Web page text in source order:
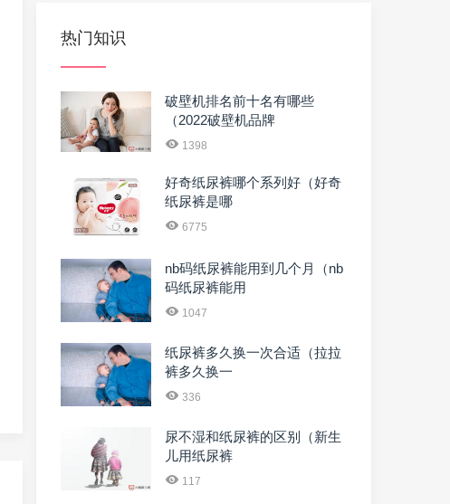
热门知识
破壁机排名前十名有哪些
（2022破壁机品牌
1398
好奇纸尿裤哪个系列好（好奇
纸尿裤是哪
6775
nb码纸尿裤能用到几个月（nb
码纸尿裤能用
1047
纸尿裤多久换一次合适（拉拉
裤多久换一
336
尿不湿和纸尿裤的区别（新生
儿用纸尿裤
117